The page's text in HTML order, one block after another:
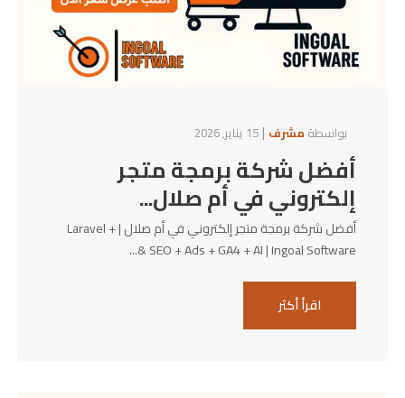
بواسطة مشرف | 15 يناير, 2026
أفضل شركة برمجة متجر
إلكتروني في أم صلال...
أفضل شركة برمجة متجر إلكتروني في أم صلال | Laravel +
SEO + Ads + GA4 + AI | Ingoal Software &...
اقرأ أكثر